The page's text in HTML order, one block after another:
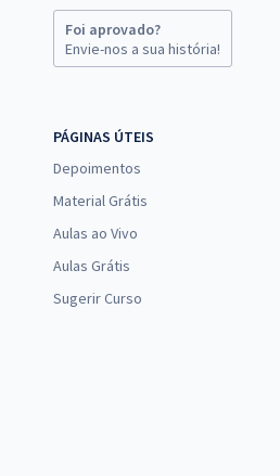
Foi aprovado?
Envie-nos a sua história!
PÁGINAS ÚTEIS
Depoimentos
Material Grátis
Aulas ao Vivo
Aulas Grátis
Sugerir Curso